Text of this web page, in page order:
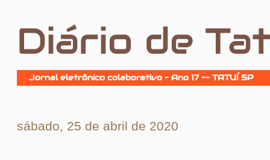
Diário de
Jornal eletrônico colaborativo - Ano 17 -- TATUÍ SP
sábado, 25 de abril de 2020